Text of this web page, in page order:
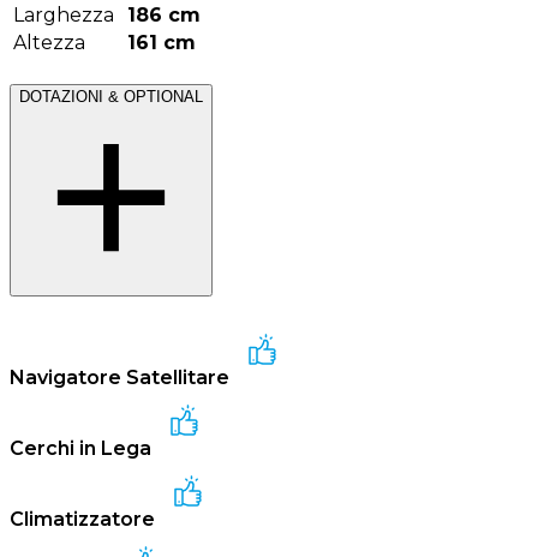
Larghezza
186 cm
Altezza
161 cm
DOTAZIONI & OPTIONAL
Navigatore Satellitare
Cerchi in Lega
Climatizzatore